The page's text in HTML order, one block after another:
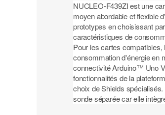
NUCLEO-F439ZI est une
moyen abordable et flexible
prototypes en choisissant
caractéristiques de
Pour les cartes
consommation d'énergie en
connectivité Arduino™ Uno
fonctionnalités de la
choix de Shields
sonde séparée car elle